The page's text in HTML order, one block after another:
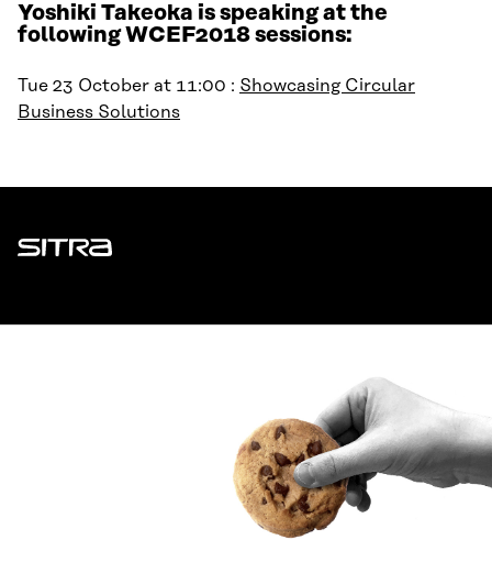
Yoshiki Takeoka is speaking at the
following WCEF2018 sessions:
Tue 23 October at 11:00 : Showcasing Circular
Business Solutions
Sitra